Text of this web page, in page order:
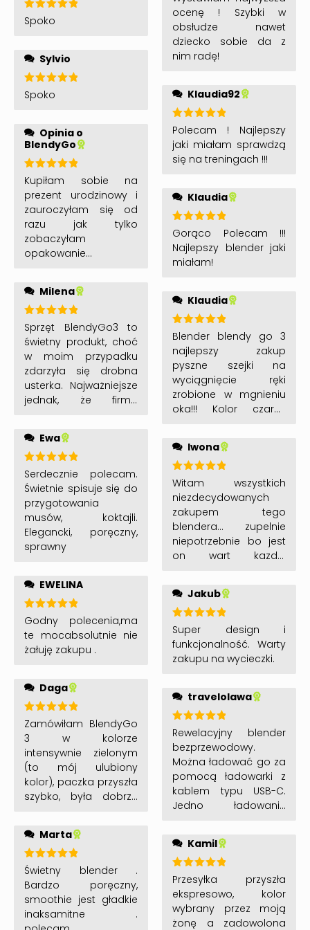
codziennym użyciu.
Oceniono
5na 5
Spoko
Sylvio
Oceniono
5na 5
Spoko
Opinia o
BlendyGo
Oceniono
5na 5
Kupiłam sobie na
prezent urodzinowy i
zauroczyłam się od
razu jak tylko
zobaczyłam
opakowanie z
wzorem. Wszystko
działa sprawnie i jest
godny zakupu.
Polecam aby
zamawiać na promce
i się nie zastanawiać!
Milena
Oceniono
5na 5
Sprzęt BlendyGo3 to
świetny produkt, choć
w moim przypadku
zdarzyła się drobna
usterka. Najważniejsze
jednak, że firma
błyskawicznie – moje
zgłoszenie zostało
rozpatrzone
pozytywnie i szybko
otrzymałem sprawny
egzemplarz. To
pokazuje, że
porządnego
producenta poznaje
czystym sumieniem
polecam zarówno
sam sprzęt, jak i
obsługę firmy – pełen
profesjonalizm i
Ewa
Oceniono
5na 5
Serdecznie polecam.
Świetnie spisuje się do
przygotowania
musów, koktajli.
Elegancki, poręczny,
sprawny
EWELINA
Oceniono
5na 5
Godny polecenia,ma
te mocabsolutnie nie
żałuję zakupu .
Daga
Oceniono
5na 5
Zamówiłam BlendyGo
3 w kolorze
intensywnie zielonym
(to mój ulubiony
kolor), paczka przyszła
szybko, była dobrze
gratisie dostałam
jeszcze do
wypróbowania
zamiennik żywności o
smaku ciasteczek 😀
Dodatkowo bardzo się
cieszę, że mogłam
Marta
Oceniono
5 na 5
Świetny blender .
Bardzo poręczny,
smoothie jest gładkie
inaksamitne .
5 na 5
ocenę ! Szybki w
obsłudze nawet
dziecko sobie da z
nim radę!
Klaudia92
Oceniono
5 na 5
Polecam ! Najlepszy
jaki miałam sprawdzą
się na treningach !!!
Klaudia
Oceniono
5na 5
Gorąco Polecam !!!
Najlepszy blender jaki
miałam!
Klaudia
Oceniono
5 na 5
Blender blendy go 3
najlepszy zakup
pyszne szejki na
wyciągnięcie ręki
zrobione w mgnieniu
oka!!! Kolor czarny
oczekiwania ! POLECAM
!!! 🙂Iwona
Oceniono
5 na 5
Witam wszystkich
niezdecydowanych
zakupem tego
blendera… zupelnie
niepotrzebnie bo jest
on wart kazdej
dość, że świetnie
pracuje to jeszcze
super wygląda. Myślę,
że to nie będzie mój
jedyny blender tej
firmy. Polecam i daje 5
Jakub
Oceniono
5 na 5
Super design i
funkcjonalność. Warty
zakupu na wycieczki.
travelolawa
Oceniono
5 na 5
Rewelacyjny blender
bezprzewodowy.
Można ładować go za
pomocą ładowarki z
kablem typu USB-C.
Jedno ładowanie
zrobienie ok. 25 koktajli
. Świetnie kruszy lód.
Doskonały dla
podróżników . Dzięki
swoim rozmiarom
można wziąć go ze
sobą na wycieczkę
Kamil
Oceniono
5 na 5
Przesyłka przyszła
ekspresowo, kolor
wybrany przez moją
żonę a zadowolona